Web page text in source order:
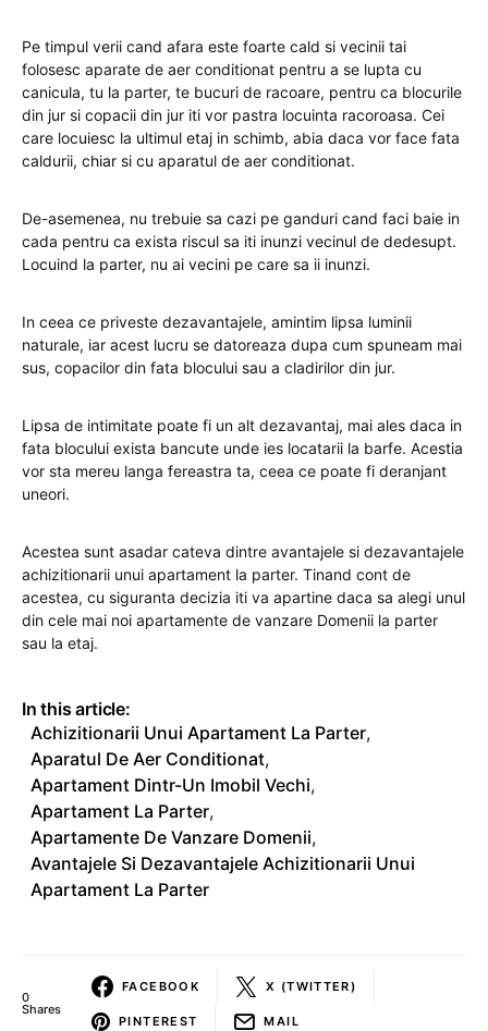
Pe timpul verii cand afara este foarte cald si vecinii tai
folosesc aparate de aer conditionat pentru a se lupta cu
canicula, tu la parter, te bucuri de racoare, pentru ca blocurile
din jur si copacii din jur iti vor pastra locuinta racoroasa. Cei
care locuiesc la ultimul etaj in schimb, abia daca vor face fata
caldurii, chiar si cu aparatul de aer conditionat.
De-asemenea, nu trebuie sa cazi pe ganduri cand faci baie in
cada pentru ca exista riscul sa iti inunzi vecinul de dedesupt.
Locuind la parter, nu ai vecini pe care sa ii inunzi.
In ceea ce priveste dezavantajele, amintim lipsa luminii
naturale, iar acest lucru se datoreaza dupa cum spuneam mai
sus, copacilor din fata blocului sau a cladirilor din jur.
Lipsa de intimitate poate fi un alt dezavantaj, mai ales daca in
fata blocului exista bancute unde ies locatarii la barfe. Acestia
vor sta mereu langa fereastra ta, ceea ce poate fi deranjant
uneori.
Acestea sunt asadar cateva dintre avantajele si dezavantajele
achizitionarii unui apartament la parter. Tinand cont de
acestea, cu siguranta decizia iti va apartine daca sa alegi unul
din cele mai noi apartamente de vanzare Domenii la parter
sau la etaj.
In this article:
Achizitionarii Unui Apartament La Parter,
Aparatul De Aer Conditionat,
Apartament Dintr-Un Imobil Vechi,
Apartament La Parter,
Apartamente De Vanzare Domenii,
Avantajele Si Dezavantajele Achizitionarii Unui
Apartament La Parter
0
Shares
FACEBOOK X (TWITTER)
PINTEREST MAIL